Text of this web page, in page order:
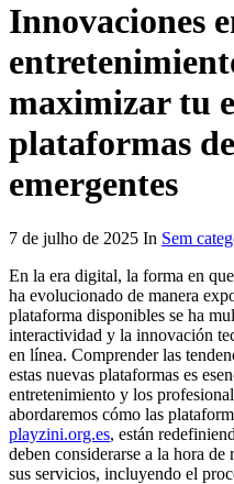
Innovaciones
maximizar tu
plataformas
emergentes
7 de julho de 2025 In Sem
En la era digital, la forma en
ha evolucionado de manera
plataforma disponibles se ha
interactividad y la innovación
en línea. Comprender las
estas nuevas plataformas es
entretenimiento y los
abordaremos cómo las
playzini.org.es, están
deben considerarse a la hora
sus servicios, incluyendo el